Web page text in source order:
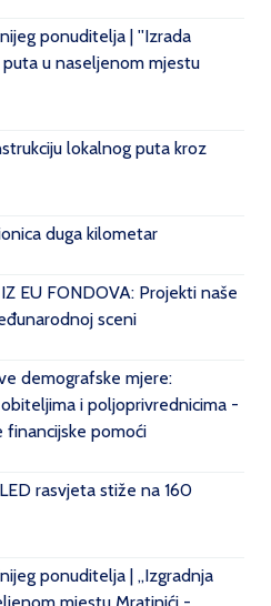
ponuditelja | ''Izrada
u naseljenom mjestu
lokalnog puta kroz
duga kilometar
EU FONDOVA: Projekti naše
sceni
demografske mjere:
i poljoprivrednicima -
pomoći
rasvjeta stiže na 160
ponuditelja | „Izgradnja